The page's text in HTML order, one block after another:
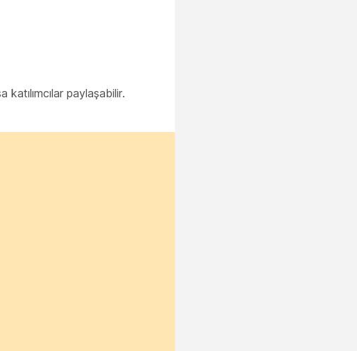
paylaşabilir.